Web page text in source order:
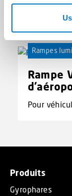
Rampes
Rampe
Pour
Produits
Gyrophares